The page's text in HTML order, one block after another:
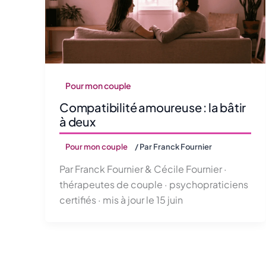
Pour mon couple
Compatibilité amoureuse : la bâtir
à deux
Pour mon couple / ParFranck Fournier
Par Franck Fournier & Cécile Fournier ·
thérapeutes de couple · psychopraticiens
certifiés · mis à jour le 15 juin